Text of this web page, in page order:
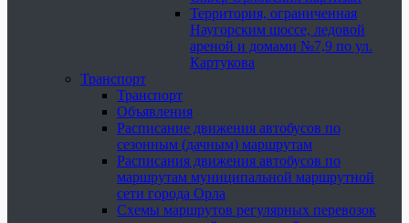
Территория, ограниченная
Наугорским шоссе, ледовой
ареной и домами №7,9 по ул.
Картукова
Транспорт
Транспорт
Объявления
Расписание движения автобусов по
сезонным (дачным) маршрутам
Расписания движения автобусов по
маршрутам муниципальной маршрутной
сети города Орла
Схемы маршрутов регулярных перевозок